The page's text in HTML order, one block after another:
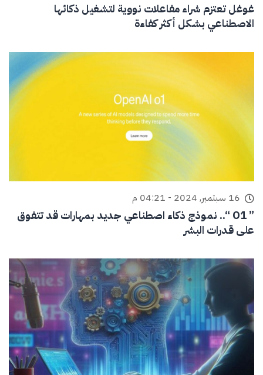
غوغل تعتزم شراء مفاعلات نووية لتشغيل ذكائها
الاصطناعي بشكل أكثر كفاءة
16 سبتمبر, 2024 - 04:21 م
” O1 “.. نموذج ذكاء اصطناعي جديد بمهارات قد تتفوق
على قدرات البشر